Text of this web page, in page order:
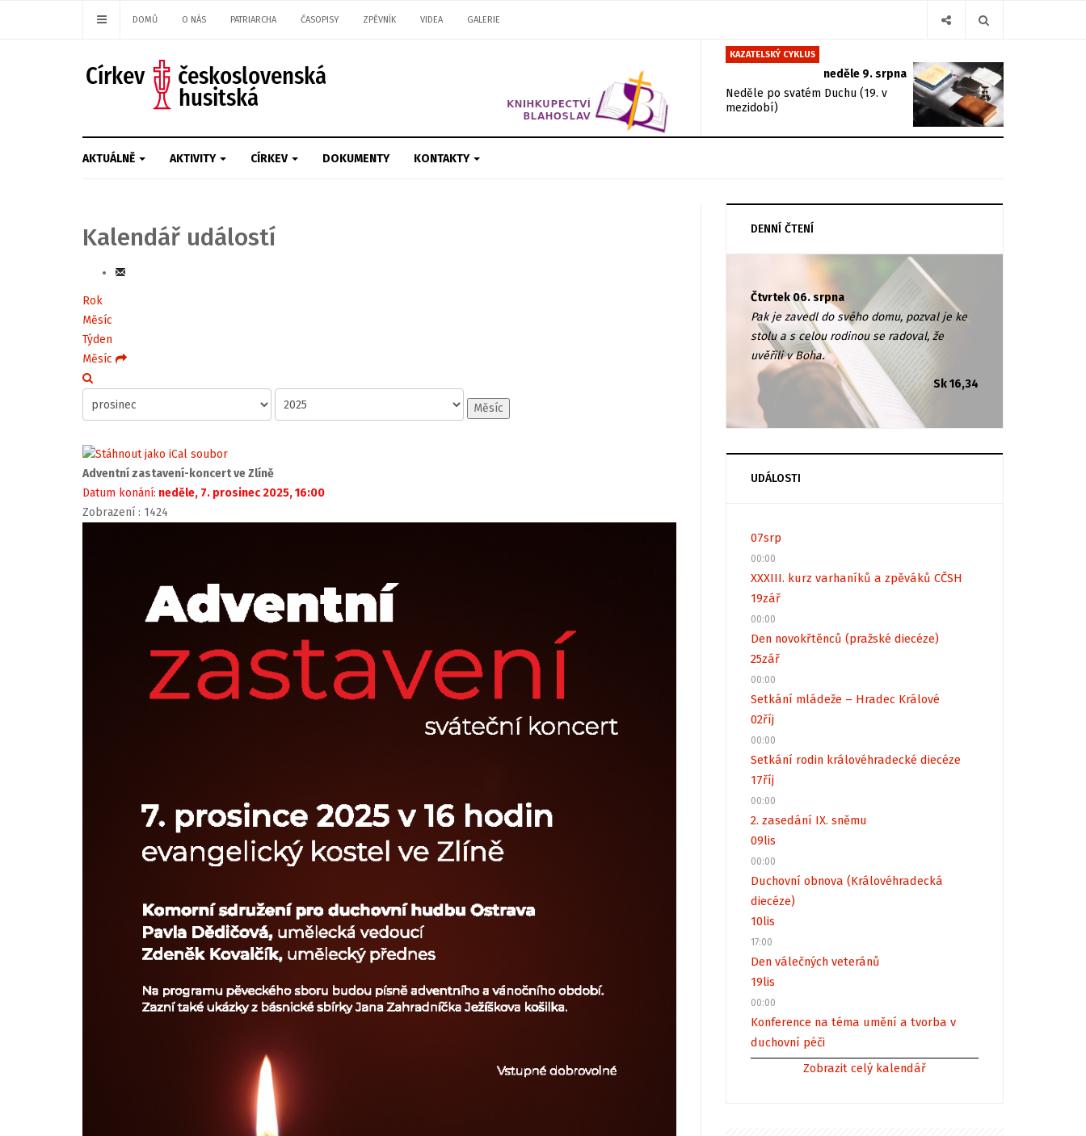
DOMŮ O NÁS PATRIARCHA ČASOPISY ZPĚVNÍK VIDEA GALERIE
KAZATELSKÝ CYKLUS
neděle 9. srpna
Neděle po svatém Duchu (19. v
mezidobí)
AKTUÁLNĚ AKTIVITY CÍRKEV DOKUMENTY KONTAKTY
Kalendář událostí
Rok
Měsíc
Týden
Měsíc
Měsíc
Adventní zastavení-koncert ve Zlíně
Datum konání: neděle, 7. prosinec 2025, 16:00
Zobrazení : 1424
DENNÍ ČTENÍ
Čtvrtek 06. srpna
Pak je zavedl do svého domu, pozval je ke
stolu a s celou rodinou se radoval, že
uvěřili v Boha.
Sk 16,34
UDÁLOSTI
07srp
00:00
XXXIII. kurz varhaníků a zpěváků CČSH
19zář
00:00
Den novokřtěnců (pražské diecéze)
25zář
00:00
Setkání mládeže – Hradec Králové
02říj
00:00
Setkání rodin královéhradecké diecéze
17říj
00:00
2. zasedání IX. sněmu
09lis
00:00
Duchovní obnova (Královéhradecká
diecéze)
10lis
17:00
Den válečných veteránů
19lis
00:00
Konference na téma umění a tvorba v
duchovní péči
Zobrazit celý kalendář